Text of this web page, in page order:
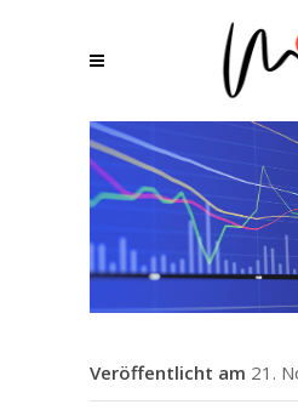
21.